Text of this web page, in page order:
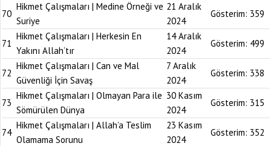
70
Hikmet Çalışmaları | Medine Örneği ve
Suriye
21 Aralık
2024
Gösterim: 359
71
Hikmet Çalışmaları | Herkesin En
Yakını Allah’tır
14 Aralık
2024
Gösterim: 499
72
Hikmet Çalışmaları | Can ve Mal
Güvenliği İçin Savaş
7 Aralık
2024
Gösterim: 338
73
Hikmet Çalışmaları | Olmayan Para ile
Sömürülen Dünya
30 Kasım
2024
Gösterim: 315
74
Hikmet Çalışmaları | Allah’a Teslim
Olamama Sorunu
23 Kasım
2024
Gösterim: 352